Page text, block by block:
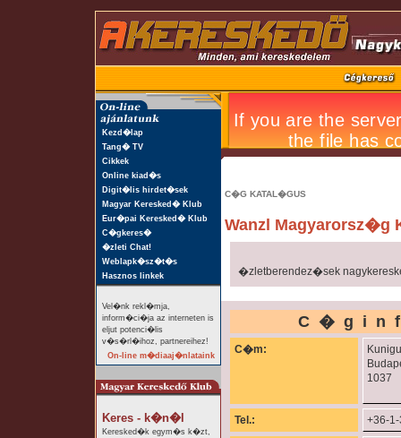
Kezd�lap
Tang� TV
Cikkek
Online kiad�s
Digit�lis hirdet�sek
Magyar Keresked� Klub
Eur�pai Keresked� Klub
C�gkeres�
�zleti Chat!
Weblapk�sz�t�s
Hasznos linkek
Vel�nk rekl�mja,
inform�ci�ja az interneten is
eljut potenci�lis
v�s�rl�ihoz, partnereihez!
On-line m�diaaj�nlataink
Keres - k�n�l
Keresked�k egym�s k�zt,
C�G KATAL�GUS
Wanzl Magyarorsz�g
�zletberendez�sek
C�m:
1037
Tel.: +36-